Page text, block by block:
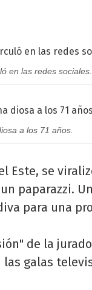
en las redes sociales.
a los 71 años.
Este, se
paparazzi.
para una
de la
galas